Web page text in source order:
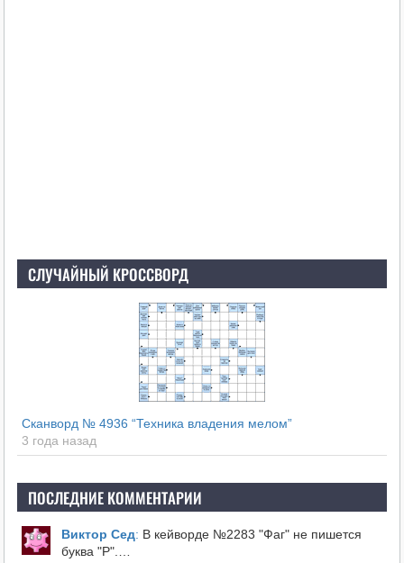
СЛУЧАЙНЫЙ КРОССВОРД
Сканворд № 4936 “Техника владения мелом”
3 года назад
ПОСЛЕДНИЕ КОММЕНТАРИИ
Виктор Сед: В кейворде №2283 "Фаг" не пишется
буква "Р".…